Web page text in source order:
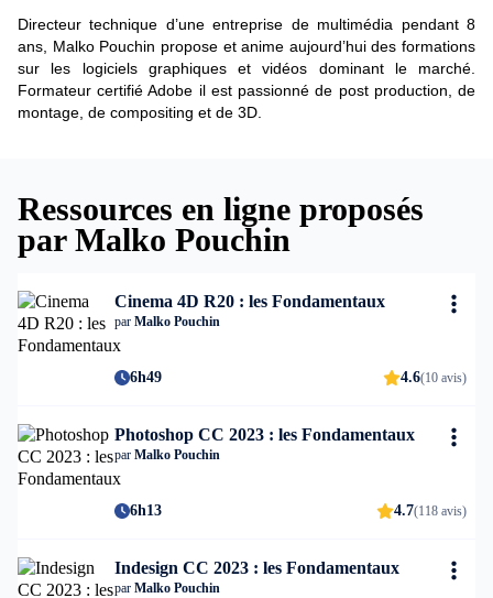
Directeur technique d’une entreprise de multimédia pendant 8
ans, Malko Pouchin propose et anime aujourd’hui des formations
sur les logiciels graphiques et vidéos dominant le marché.
Formateur certifié Adobe il est passionné de post production, de
montage, de compositing et de 3D.
Ressources en ligne proposés
par Malko Pouchin
Cinema 4D R20 : les Fondamentaux
par Malko Pouchin
6h49 4.6(10 avis)
Photoshop CC 2023 : les Fondamentaux
par Malko Pouchin
6h13 4.7(118 avis)
Indesign CC 2023 : les Fondamentaux
par Malko Pouchin